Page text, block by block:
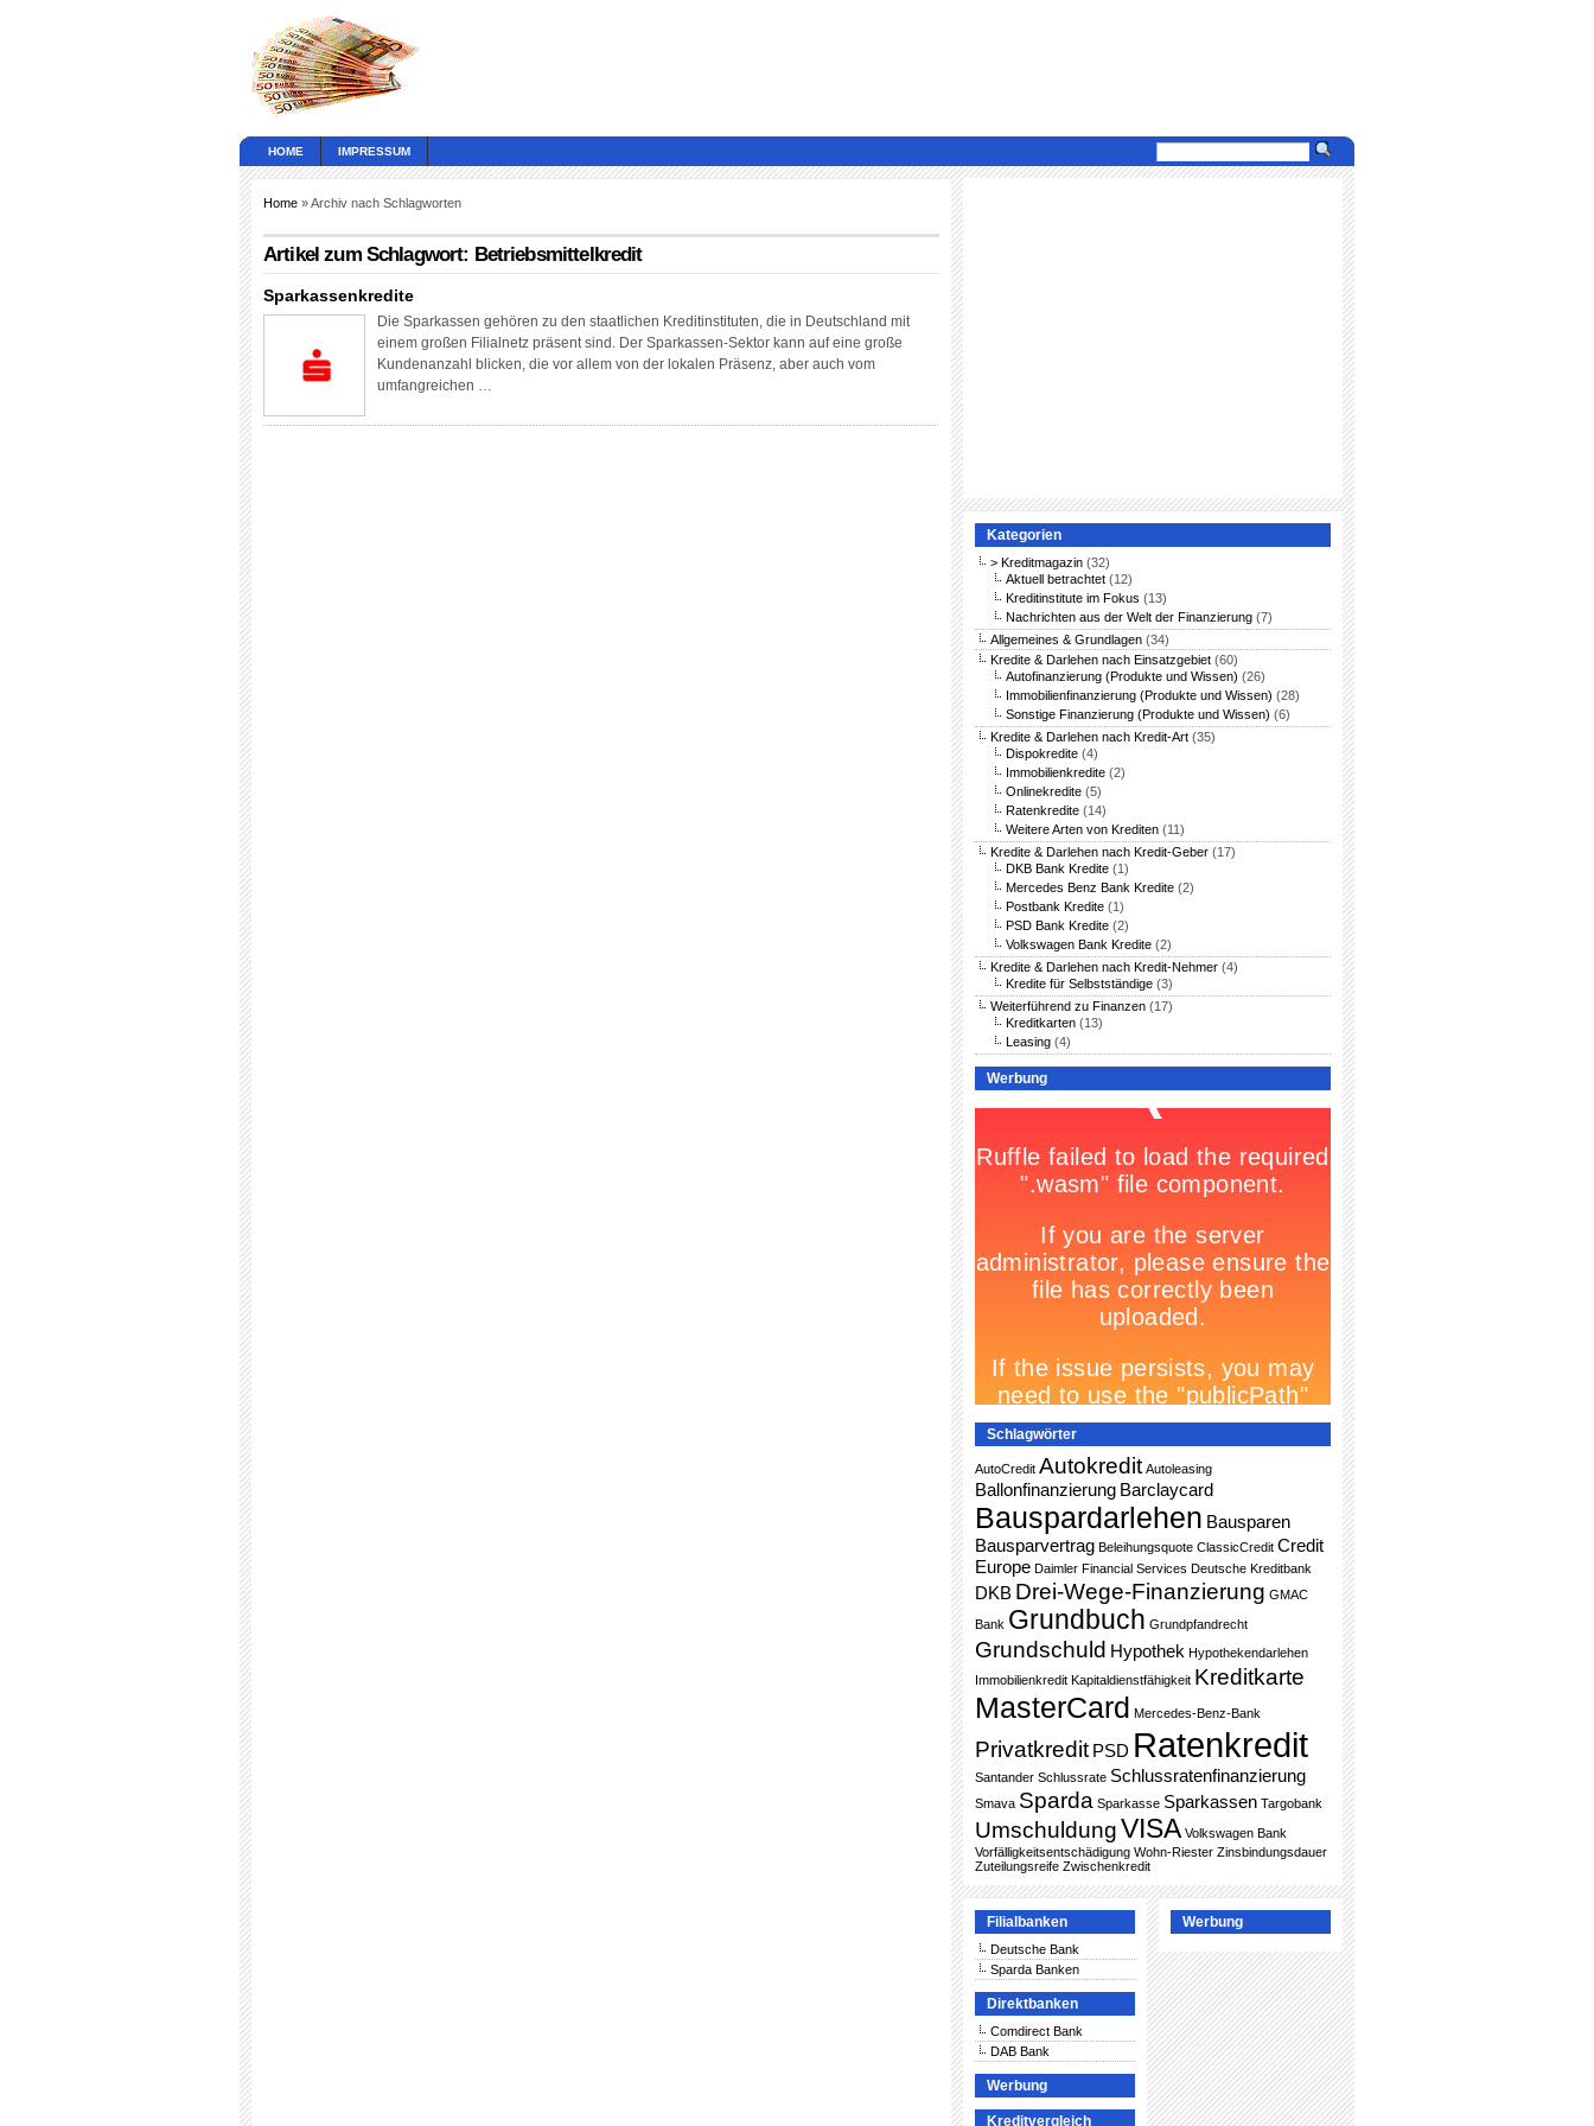
HOME IMPRESSUM
Home » Archiv nach Schlagworten
Artikel zum Schlagwort: Betriebsmittelkredit
Sparkassenkredite
Die Sparkassen gehören zu den staatlichen Kreditinstituten, die in Deutschland mit
einem großen Filialnetz präsent sind. Der Sparkassen-Sektor kann auf eine große
Kundenanzahl blicken, die vor allem von der lokalen Präsenz, aber auch vom
umfangreichen …
Kategorien
> Kreditmagazin (32)
Aktuell betrachtet (12)
Kreditinstitute im Fokus (13)
Nachrichten aus der Welt der Finanzierung (7)
Allgemeines & Grundlagen (34)
Kredite & Darlehen nach Einsatzgebiet (60)
Autofinanzierung (Produkte und Wissen) (26)
Immobilienfinanzierung (Produkte und Wissen) (28)
Sonstige Finanzierung (Produkte und Wissen) (6)
Kredite & Darlehen nach Kredit-Art (35)
Dispokredite (4)
Immobilienkredite (2)
Onlinekredite (5)
Ratenkredite (14)
Weitere Arten von Krediten (11)
Kredite & Darlehen nach Kredit-Geber (17)
DKB Bank Kredite (1)
Mercedes Benz Bank Kredite (2)
Postbank Kredite (1)
PSD Bank Kredite (2)
Volkswagen Bank Kredite (2)
Kredite & Darlehen nach Kredit-Nehmer (4)
Kredite für Selbstständige (3)
Weiterführend zu Finanzen (17)
Kreditkarten (13)
Leasing (4)
Werbung
Schlagwörter
AutoCredit Autokredit Autoleasing
Ballonfinanzierung Barclaycard
Bauspardarlehen Bausparen
Bausparvertrag Beleihungsquote ClassicCredit Credit
Europe Daimler Financial Services Deutsche Kreditbank
DKB Drei-Wege-Finanzierung GMAC
Bank Grundbuch Grundpfandrecht
Grundschuld Hypothek Hypothekendarlehen
Immobilienkredit Kapitaldienstfähigkeit Kreditkarte
MasterCard Mercedes-Benz-Bank
Privatkredit PSD Ratenkredit
Santander Schlussrate Schlussratenfinanzierung
Smava Sparda Sparkasse Sparkassen Targobank
UmschuldungVISA Volkswagen Bank
Vorfälligkeitsentschädigung Wohn-Riester Zinsbindungsdauer
Zuteilungsreife Zwischenkredit
Filialbanken
Deutsche Bank
Sparda Banken
Direktbanken
Comdirect Bank
DAB Bank
Werbung
Kreditvergleich
Werbung